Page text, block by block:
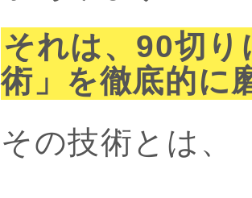
それは、90切
術」を徹底的に
その技術とは、